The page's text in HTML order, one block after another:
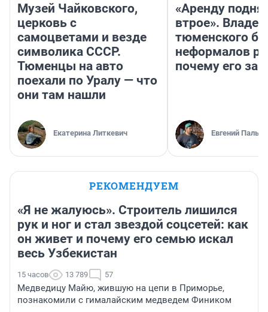
Музей Чайковского,
церковь с
самоцветами и везде
символика СССР.
Тюменцы на авто
поехали по Уралу — что
они там нашли
Екатерина Литкевич
«Аренду
втрое».
тюменского
неформалов
почему его
Евгений
РЕКОМЕНДУЕМ
«Я не жалуюсь». Строитель лишился
рук и ног и стал звездой соцсетей: как
он живет и почему его семью искал
весь Узбекистан
15 часов 13 789 57
Медведицу Майю, жившую на цепи в Приморье,
познакомили с гималайским медведем Фиником